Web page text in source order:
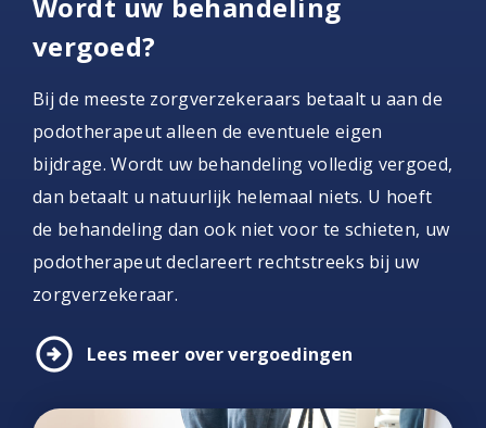
vergoed?
Bij de meeste zorgverzekeraars betaalt u aan de
podotherapeut alleen de eventuele eigen
bijdrage. Wordt uw behandeling volledig vergoed,
dan betaalt u natuurlijk helemaal niets. U hoeft
de behandeling dan ook niet voor te schieten, uw
podotherapeut declareert rechtstreeks bij uw
zorgverzekeraar.
arrow_circle_right Lees meer over vergoedingen